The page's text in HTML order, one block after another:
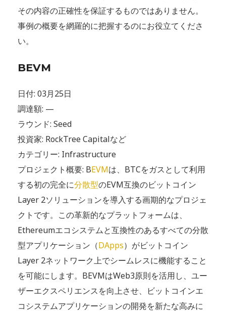
その内容の正確性を保証するものではありません。
事例の概要を網羅的に把握するのにお役立てくださ
い。
BEVM
日付: 03月25日
調達額: —
ラウンド: Seed
投資家: RockTree Capitalなど
カテゴリー: Infrastructure
プロジェクト概要: BEVMは、BTCをガスとして利用
する初の完全に分散型のEVM互換のビットコイン
Layer 2ソリューションを導入する画期的なプロジェ
クトです。この革新的なプラットフォームは、
Ethereumエコシステムと互換性のあるすべての分散
型アプリケーション（DApps）がビットコイン
Layer 2ネットワーク上でシームレスに機能すること
を可能にします。BEVMはWeb3原則を活用し、ユー
ザーエクスペリエンスを向上させ、ビットコインエ
コシステムアプリケーションの開発を新たな高みに